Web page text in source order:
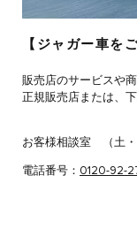
【ジャガー車を
販売店のサービスや
正規販売店または、
お客様相談室 （土・
電話番号： 0120-92-